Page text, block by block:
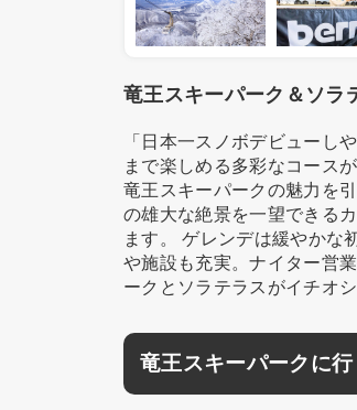
竜王スキーパーク＆ソラ
「日本一スノボデビューし
まで楽しめる多彩なコース
竜王スキーパークの魅力を
の雄大な絶景を一望できる
ます。 ゲレンデは緩やかな
や施設も充実。ナイター営
ークとソラテラスがイチオ
竜王スキーパークに